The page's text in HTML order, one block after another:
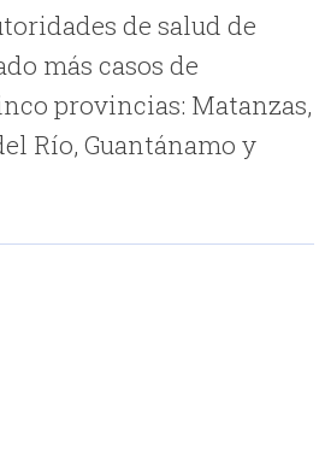
de salud de
más casos de
provincias: Matanzas,
Río, Guantánamo y